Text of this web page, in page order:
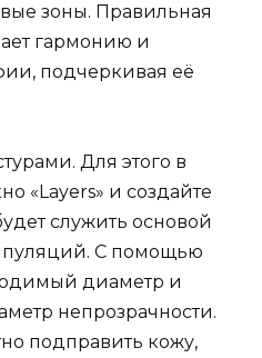
зоны. Правильная
гармонию и
подчеркивая её
Для этого в
«Layers» и создайте
служить основой
С помощью
диаметр и
непрозрачности.
подправить кожу,